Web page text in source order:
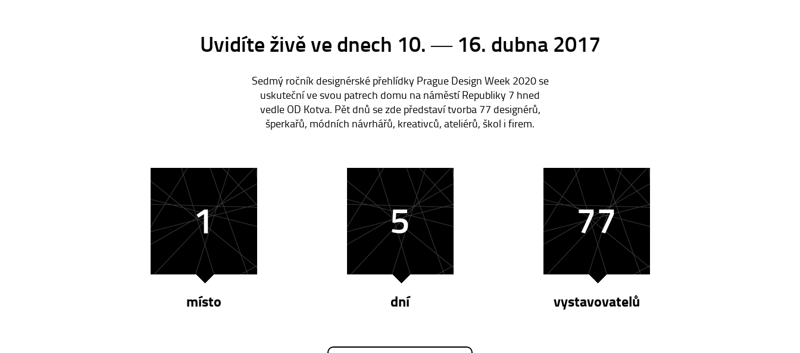
Uvidíte živě ve dnech 10. ― 16. dubna 2017
Sedmý ročník designérské přehlídky Prague Design Week 2020 se
uskuteční ve svou patrech domu na náměstí Republiky 7 hned
vedle OD Kotva. Pět dnů se zde představí tvorba 77 designérů,
šperkařů, módních návrhářů, kreativců, ateliérů, škol i firem.
1
místo
5
dní
77
vystavovatelů